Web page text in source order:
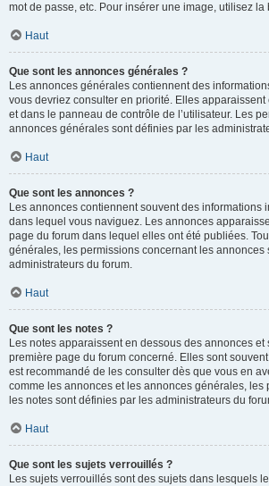
mot de passe, etc. Pour insérer une image, utilisez
Haut
Que sont les annonces générales ?
Les annonces générales contiennent des
vous devriez consulter en priorité. Elles
et dans le panneau de contrôle de l’utilisateur. Les
annonces générales sont définies par les
Haut
Que sont les annonces ?
Les annonces contiennent souvent des informations
dans lequel vous naviguez. Les annonces
page du forum dans lequel elles ont été publiées.
générales, les permissions concernant les annonces
administrateurs du forum.
Haut
Que sont les notes ?
Les notes apparaissent en dessous des annonces et
première page du forum concerné. Elles sont
est recommandé de les consulter dès que vous en
comme les annonces et les annonces générales, les
les notes sont définies par les administrateurs du
Haut
Que sont les sujets verrouillés ?
Les sujets verrouillés sont des sujets dans lesquels